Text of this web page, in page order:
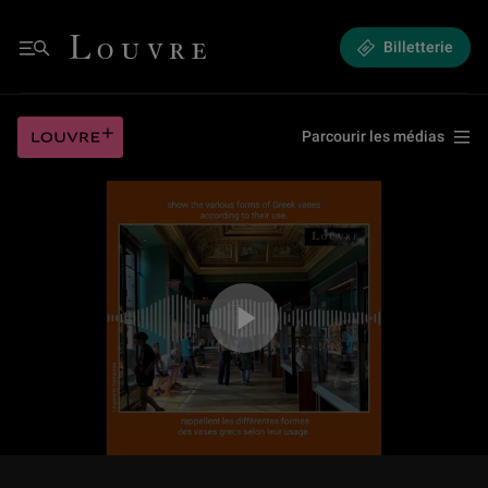
Menu
Louvre - Retour à l'accueil Billetterie
Parcourir les médias
Jouer la vidéo Mon Louvre par Antoine Compagnon : La galerie